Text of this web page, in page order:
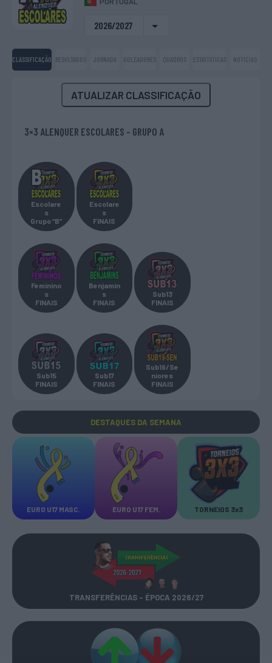
2026/2027
CLASSIFICAÇÃO RESULTADOS JORNADA GOLEADORES QUADROS ESTATÍSTICAS NOTICIAS
ATUALIZAR CLASSIFICAÇÃO
3×3 ALENQUER ESCOLARES - GRUPO A
Escolare
s
Grupo “B”
Escolare
s
FINAIS
Feminino
s
FINAIS
Benjamin
s
FINAIS
Sub13
FINAIS
Sub15
FINAIS
Sub17
FINAIS
Sub19/Se
niores
FINAIS
DESTAQUES DA SEMANA
EURO U17 MASC. EURO U17 FEM. TORNEIOS 3x3
TRANSFERÊNCIAS - ÉPOCA 2026/27